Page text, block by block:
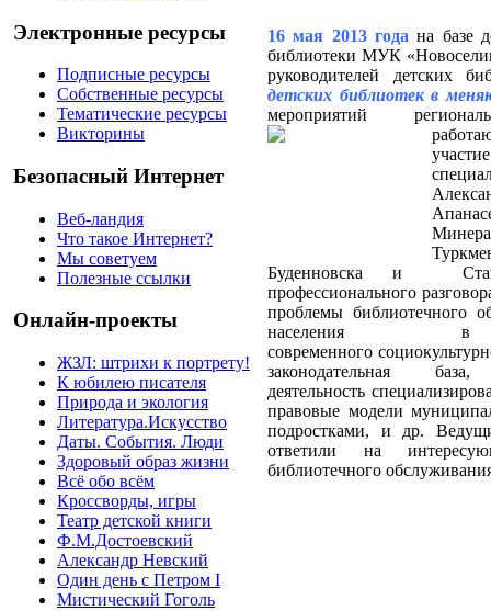
Электронные ресурсы
Подписные ресурсы
Собственные ресурсы
Тематические ресурсы
Викторины
Безопасный Интернет
Веб-ландия
Что такое Интернет?
Мы советуем
Полезные ссылки
Онлайн-проекты
ЖЗЛ: штрихи к портрету!
К юбилею писателя
Природа и экология
Литература.Искусство
Даты. События. Люди
Здоровый образ жизни
Всё обо всём
Кроссворды, игры
Театр детской книги
Ф.М.Достоевский
Александр Невский
Один день с Петром I
Мистический Гоголь
16 мая 2013 года на базе
библиотеки МУК
руководителей детских
детских библиотек в
мероприятий
Буденновска и
профессионального
проблемы библиотечного
населения в
современного
законодательная база,
деятельность
правовые модели
подростками, и др.
ответили на
библиотечного